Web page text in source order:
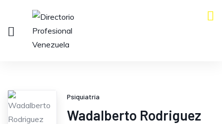
Psiquiatría
Wadalberto Rodriguez